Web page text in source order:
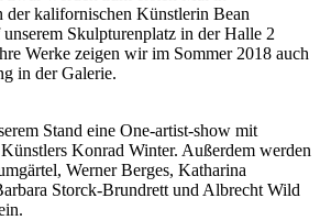
der kalifornischen Künstlerin Bean
Skulpturenplatz in der Halle 2
Werke zeigen wir im Sommer 2018 auch
in der Galerie.
Stand eine One-artist-show mit
Konrad Winter. Außerdem werden
Werner Berges, Katharina
Storck-Brundrett und Albrecht Wild